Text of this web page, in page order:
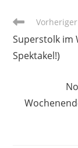
Weitere
ansehen
Superstolk im
Spektakel!)